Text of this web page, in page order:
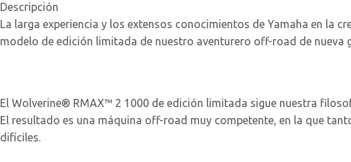
Descripción
La larga experiencia y los extensos conocimientos de Yamaha en la
modelo de edición limitada de nuestro aventurero off-road de nueva
El Wolverine® RMAX™ 2 1000 de edición limitada sigue nuestra
El resultado es una máquina off-road muy competente, en la que
difíciles.